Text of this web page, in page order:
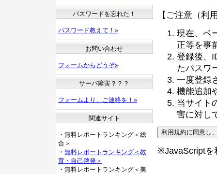
【ご注意（利
現在、ベ
正等を事
登録後、
たパスワ
一度登録
機能追加
当サイト
害に対し
※JavaScriptを
パスワードを忘れた！
パスワード教えて！»
お問い合わせ
フォームからどうぞ»
サーバ障害？？？
フォームより、ご連絡を！»
関連サイト
・無料レポートランキング＜総
合＞
・ 無料レポートランキング＜教
育・自己啓発＞
・無料レポートランキング＜美